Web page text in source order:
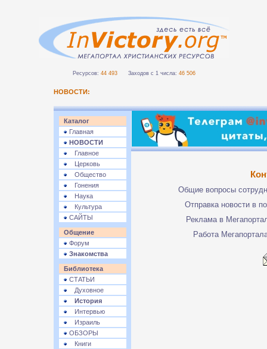
Ресурсов: 44 493 Заходов с 1 числа: 46 506
НОВОСТИ:
Каталог
Главная
НОВОСТИ
Главное
Церковь
Общество
Гонения
Наука
Культура
САЙТЫ
Общение
Форум
Знакомства
Библиотека
СТАТЬИ
Духовное
История
Интервью
Израиль
ОБЗОРЫ
Книги
Общие вопросы
Отправка новости в
Реклама в
Работа